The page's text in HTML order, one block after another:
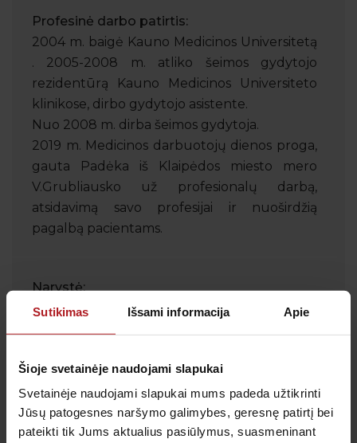
Sutikimas Išsami informacija Apie
Šioje svetainėje naudojami slapukai
Svetainėje naudojami slapukai mums padeda užtikrinti
Jūsų patogesnes naršymo galimybes, geresnę patirtį bei
pateikti tik Jums aktualius pasiūlymus, suasmeninant
Profesinė darbo patirtis:
2004 m. baigė Kauno Medicinos Universitetą
. 2005-2008 m. atliko šeimos gydytojo
rezidentūrą Kauno Medicinos Universiteto
klinikose, dirbo gydytojo asistente.
Nuo 2008 m. dirba šeimos gydytoja.
2019 m. Medicinos darbuotojų dienos proga,
gauta Padėka iš Klaipėdos miesto mero
V.Grubliausko už profesionalų darbą,
atsidavimą savo profesijai ir nuoširdžią
pagalbą pacientams.
Narystė:
Lietuvos gydytojų profesinės sąjungos narė.
Tarptautinė patirtis, mokymai, stažuotės:
2010 m. - Europos šalių šeimos
gydytojų konferencija „Wonca“ Bazelyje,
įvairūs profesinės kvalifikacijos kėlimo kursai.